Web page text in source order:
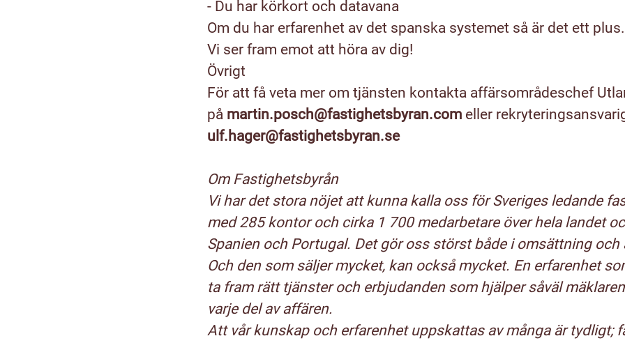
- Du har körkort och datavana
Om du har erfarenhet av det spanska systemet så är det ett plus.
Vi ser fram emot att höra av dig!
Övrigt
För att få veta mer om tjänsten kontakta affärsområdeschef
på martin.posch@fastighetsbyran.com eller
ulf.hager@fastighetsbyran.se
Om Fastighetsbyrån
Vi har det stora nöjet att kunna kalla oss för Sveriges ledande
med 285 kontor och cirka 1 700 medarbetare över hela landet
Spanien och Portugal. Det gör oss störst både i omsättning och
Och den som säljer mycket, kan också mycket. En erfarenhet
ta fram rätt tjänster och erbjudanden som hjälper såväl
varje del av affären.
Att vår kunskap och erfarenhet uppskattas av många är tydligt;